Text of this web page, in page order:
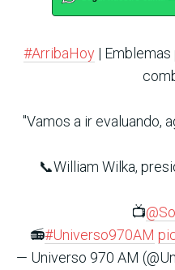
#ArribaHoy |
"Vamos a ir evaluando,
📞William Wilka,
📺
📻#Universo970AM
— Universo 970 AM